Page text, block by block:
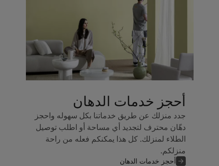
أحجز خدمات الدهان
جدد منزلك عن طريق خدماتنا بكل سهوله واحجز
دهّان محترف لتجديد أي مساحة أو اطلب توصيل
الطلاء لمنزلك. كل هذا يمكنكم فعله من راحة
منزلكم.
أحجز خدمات الدهان